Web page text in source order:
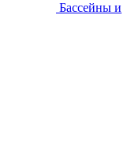
Бассейны и